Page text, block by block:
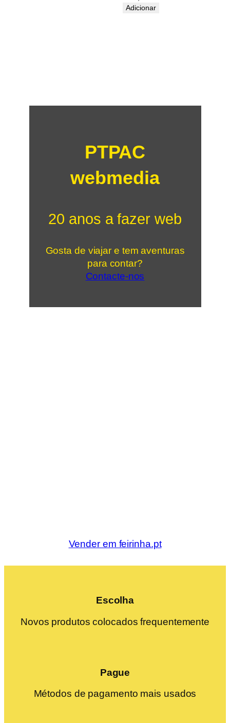
Adicionar
PTPAC
webmedia
20 anos a fazer web
Gosta de viajar e tem aventuras
para contar?
Contacte-nos
Vender em feirinha.pt
Escolha
Novos produtos colocados frequentemente
Pague
Métodos de pagamento mais usados